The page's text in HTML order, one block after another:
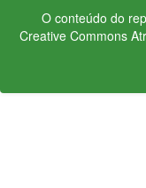
O conteúdo do
Creative Commons